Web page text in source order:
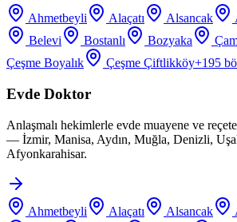
Ahmetbeyli Alaçatı Alsancak
Belevi
Bostanlı Bozyaka
Çeşme Boyalık
Çeşme Çiftlikköy+195
Evde Doktor
Anlaşmalı hekimlerle evde muayene ve
— İzmir, Manisa, Aydın, Muğla, Denizli,
Afyonkarahisar.
Ahmetbeyli Alaçatı Alsancak